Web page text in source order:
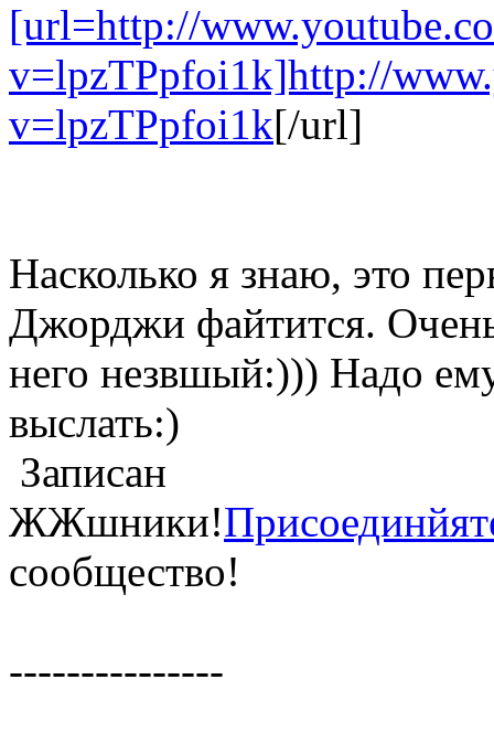
[url=http://
v=lpzTPpfoi1k]http://
v=lpzTPpfoi1k[/url]
Насколько я знаю, это
Джорджи файтится.
него незвшый:))) Надо
выслать:)
Записан
ЖЖшники!
сообщество!
---------------